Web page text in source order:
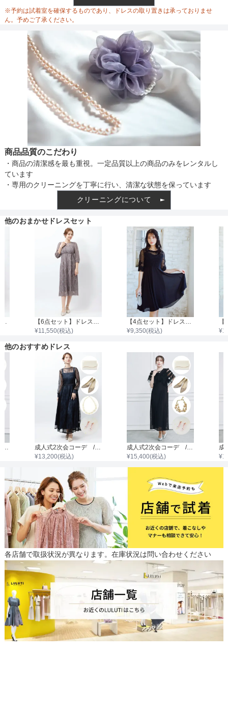
※予約は試着室を確保するものであり、ドレスの取り置きは承っておりませ
ん。予めご了承ください。
商品品質のこだわり
・商品の清潔感を最も重視。一定品質以上の商品のみをレンタルし
ています
・専用のクリーニングを丁寧に行い、清潔な状態を保っています
クリーニングについて
他のおまかせドレスセット
¥11,550(税込)
¥9,350(税込) ¥
他のおすすめドレス
成人式2次会コーデ / 憧れのわたしになる日♡
¥13,200(税込)
成人式2次会コーデ / OTONA☆ブラックコーデ
¥15,400(税込) ¥
各店舗で取扱状況が異なります。在庫状況は問い合わせください